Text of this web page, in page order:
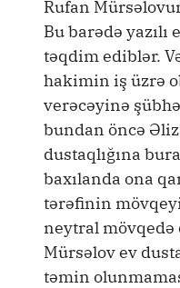
Rufan
Bu barədə yazılı
təqdim ediblər.
hakimin iş üzrə
verəcəyinə
bundan öncə
dustaqlığına
baxılanda ona
tərəfinin
neytral mövqedə
Mürsəlov ev
təmin